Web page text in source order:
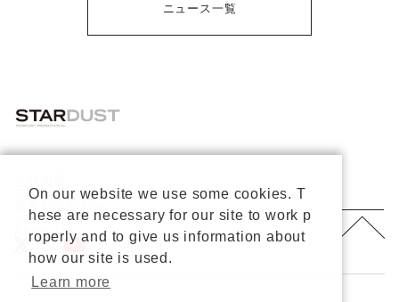
ニュース一覧
プライバシーポリシー
お問い合わせ
About Us
公式X
公式Youtube
On our website we use some cookies. T
hese are necessary for our site to work p
roperly and to give us information about
how our site is used.
Learn more